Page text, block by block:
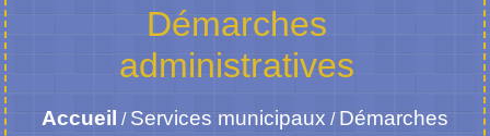
Démarches
administratives
Accueil / Services municipaux / Démarches